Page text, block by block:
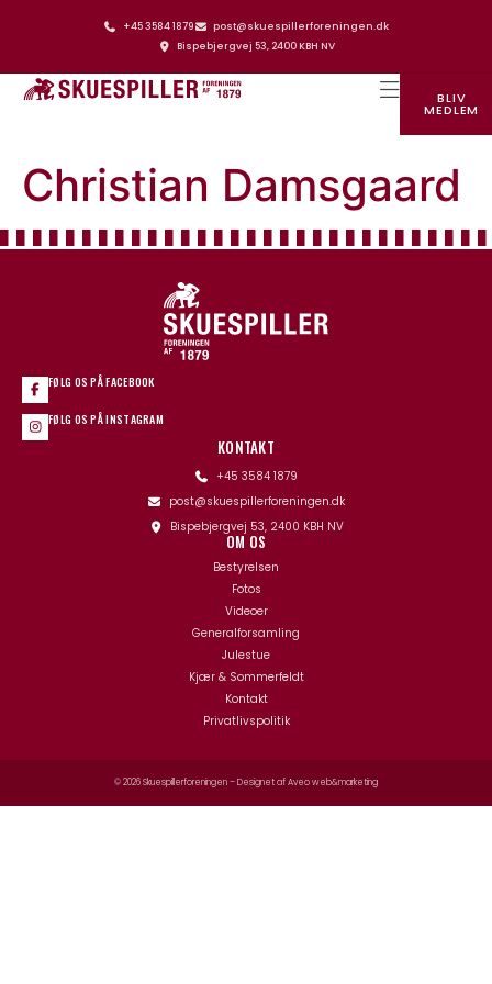
+45 3584 1879
post@skuespillerforeningen.dk
Bispebjergvej 53, 2400 KBH NV
BLIV
MEDLEM
Christian Damsgaard
FØLG OS PÅ FACEBOOK
FØLG OS PÅ INSTAGRAM
KONTAKT
+45 3584 1879
post@skuespillerforeningen.dk
Bispebjergvej 53, 2400 KBH NV
OM OS
Bestyrelsen
Fotos
Videoer
Generalforsamling
Julestue
Kjær & Sommerfeldt
Kontakt
Privatlivspolitik
© 2026 Skuespillerforeningen – Designet afAveo web&marketing